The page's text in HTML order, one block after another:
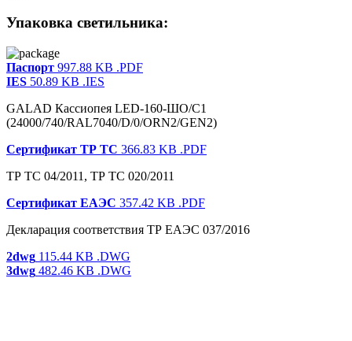
Упаковка светильника:
Паспорт 997.88 KB .PDF
IES 50.89 KB .IES
GALAD Кассиопея LED-160-ШО/С1
(24000/740/RAL7040/D/0/ORN2/GEN2)
Сертификат ТР ТС 366.83 KB .PDF
ТР ТС 04/2011, ТР ТС 020/2011
Сертификат ЕАЭС 357.42 KB .PDF
Декларация соответствия ТР ЕАЭС 037/2016
2dwg 115.44 KB .DWG
3dwg 482.46 KB .DWG